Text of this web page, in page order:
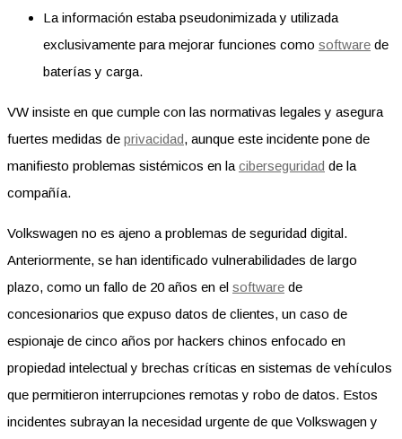
La información estaba pseudonimizada y utilizada
exclusivamente para mejorar funciones como software de
baterías y carga.
VW insiste en que cumple con las normativas legales y asegura
fuertes medidas de privacidad, aunque este incidente pone de
manifiesto problemas sistémicos en la ciberseguridad de la
compañía.
Volkswagen no es ajeno a problemas de seguridad digital.
Anteriormente, se han identificado vulnerabilidades de largo
plazo, como un fallo de 20 años en el software de
concesionarios que expuso datos de clientes, un caso de
espionaje de cinco años por hackers chinos enfocado en
propiedad intelectual y brechas críticas en sistemas de vehículos
que permitieron interrupciones remotas y robo de datos. Estos
incidentes subrayan la necesidad urgente de que Volkswagen y